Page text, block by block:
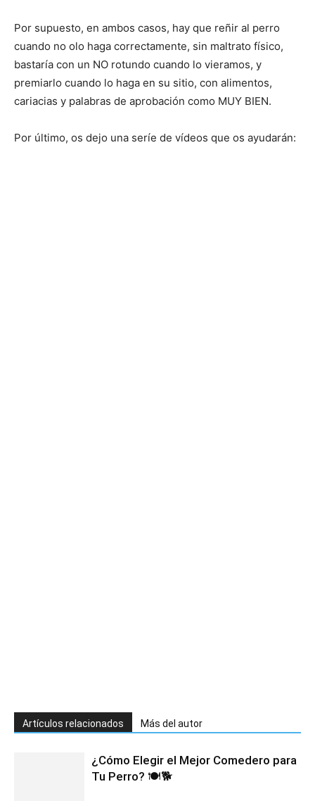
Por supuesto, en ambos casos, hay que reñir al perro
cuando no olo haga correctamente, sin maltrato físico,
bastaría con un NO rotundo cuando lo vieramos, y
premiarlo cuando lo haga en su sitio, con alimentos,
cariacias y palabras de aprobación como MUY BIEN.
Por último, os dejo una seríe de vídeos que os ayudarán:
Artículos relacionados Más del autor
¿Cómo Elegir el Mejor Comedero para
Tu Perro? 🍽️🐕